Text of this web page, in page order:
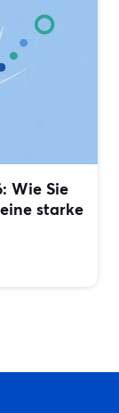
Wie Sie
starke